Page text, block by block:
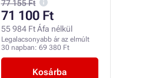
77 155 Ft
71 100 Ft
55 984 Ft Áfa nélkül
Legalacsonyabb ár az elmúlt
30 napban: 69 380 Ft
Kosárba